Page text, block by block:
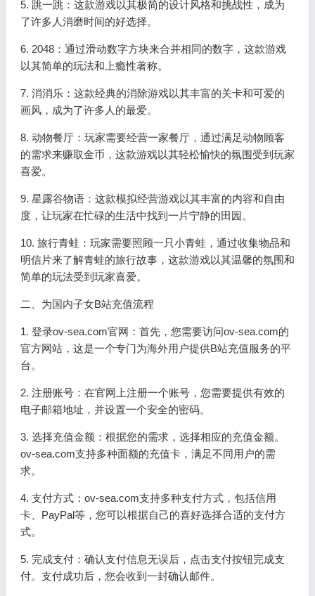
5. 跳一跳：这款游戏以其极简的设计风格和挑战性，成为
了许多人消磨时间的好选择。
6. 2048：通过滑动数字方块来合并相同的数字，这款游戏
以其简单的玩法和上瘾性著称。
7. 消消乐：这款经典的消除游戏以其丰富的关卡和可爱的
画风，成为了许多人的最爱。
8. 动物餐厅：玩家需要经营一家餐厅，通过满足动物顾客
的需求来赚取金币，这款游戏以其轻松愉快的氛围受到玩家
喜爱。
9. 星露谷物语：这款模拟经营游戏以其丰富的内容和自由
度，让玩家在忙碌的生活中找到一片宁静的田园。
10. 旅行青蛙：玩家需要照顾一只小青蛙，通过收集物品和
明信片来了解青蛙的旅行故事，这款游戏以其温馨的氛围和
简单的玩法受到玩家喜爱。
二、为国内子女B站充值流程
1. 登录ov-sea.com官网：首先，您需要访问ov-sea.com的
官方网站，这是一个专门为海外用户提供B站充值服务的平
台。
2. 注册账号：在官网上注册一个账号，您需要提供有效的
电子邮箱地址，并设置一个安全的密码。
3. 选择充值金额：根据您的需求，选择相应的充值金额。
ov-sea.com支持多种面额的充值卡，满足不同用户的需
求。
4. 支付方式：ov-sea.com支持多种支付方式，包括信用
卡、PayPal等，您可以根据自己的喜好选择合适的支付方
式。
5. 完成支付：确认支付信息无误后，点击支付按钮完成支
付。支付成功后，您会收到一封确认邮件。